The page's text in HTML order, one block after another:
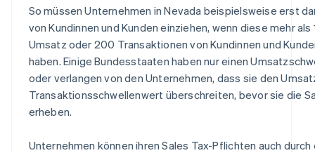
So müssen Unternehmen in Nevada beispielsweise erst
von Kundinnen und Kunden einziehen, wenn diese mehr
Umsatz oder 200 Transaktionen von Kundinnen und
haben. Einige Bundesstaaten haben nur einen
oder verlangen von den Unternehmen, dass sie den
Transaktionsschwellenwert überschreiten, bevor sie die
erheben.
Unternehmen können ihren Sales Tax-Pflichten auch durch